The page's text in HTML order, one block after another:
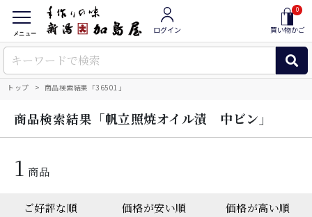
メニュー ログイン
0
買い物かご
トップ 商品検索結果「36501」
商品検索結果 「帆立照焼オイル漬 中ビン」
1 商品